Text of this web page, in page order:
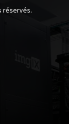
réservés.